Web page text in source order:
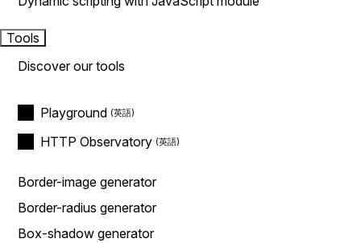
Tools
Discover our tools
Playground
HTTP Observatory
Border-image generator
Border-radius generator
Box-shadow generator